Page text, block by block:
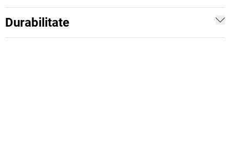
Durabilitate